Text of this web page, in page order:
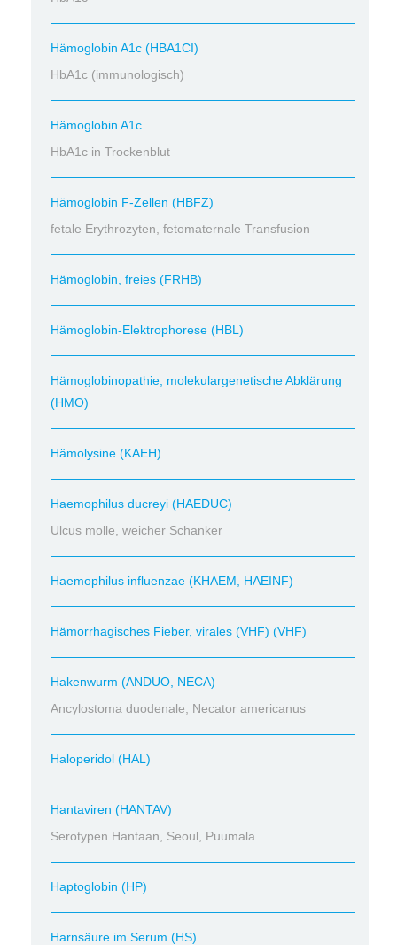
Hämoglobin A1c (HBA1CI)
HbA1c (immunologisch)
Hämoglobin A1c
HbA1c in Trockenblut
Hämoglobin F-Zellen (HBFZ)
fetale Erythrozyten, fetomaternale Transfusion
Hämoglobin, freies (FRHB)
Hämoglobin-Elektrophorese (HBL)
Hämoglobinopathie, molekulargenetische Abklärung
(HMO)
Hämolysine (KAEH)
Haemophilus ducreyi (HAEDUC)
Ulcus molle, weicher Schanker
Haemophilus influenzae (KHAEM, HAEINF)
Hämorrhagisches Fieber, virales (VHF) (VHF)
Hakenwurm (ANDUO, NECA)
Ancylostoma duodenale, Necator americanus
Haloperidol (HAL)
Hantaviren (HANTAV)
Serotypen Hantaan, Seoul, Puumala
Haptoglobin (HP)
Harnsäure im Serum (HS)